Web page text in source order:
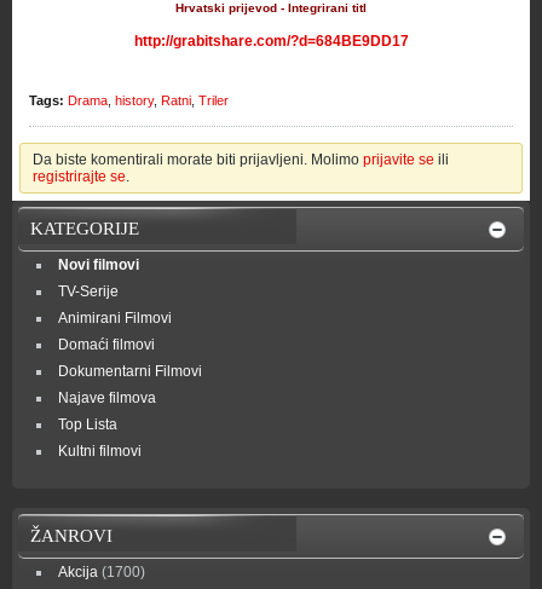
Hrvatski prijevod - Integrirani titl
http://grabitshare.com/?d=684BE9DD17
Tags: Drama history, Ratni Triler
Da biste komentirali morate biti prijavljeni. Molimo prijavite se ili
registrirajte se.
KATEGORIJE
Novi filmovi
TV-Serije
Animirani Filmovi
Domaći filmovi
Dokumentarni Filmovi
Najave filmova
Top Lista
Kultni filmovi
ŽANROVI
Akcija (1700)